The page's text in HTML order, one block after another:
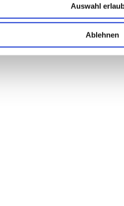
Auswahl
Ablehnen